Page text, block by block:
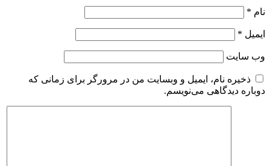
نام *
ایمیل *
وب‌ سایت
ذخیره نام، ایمیل و وبسایت من در مرورگر برای زمانی که
دوباره دیدگاهی می‌نویسم.